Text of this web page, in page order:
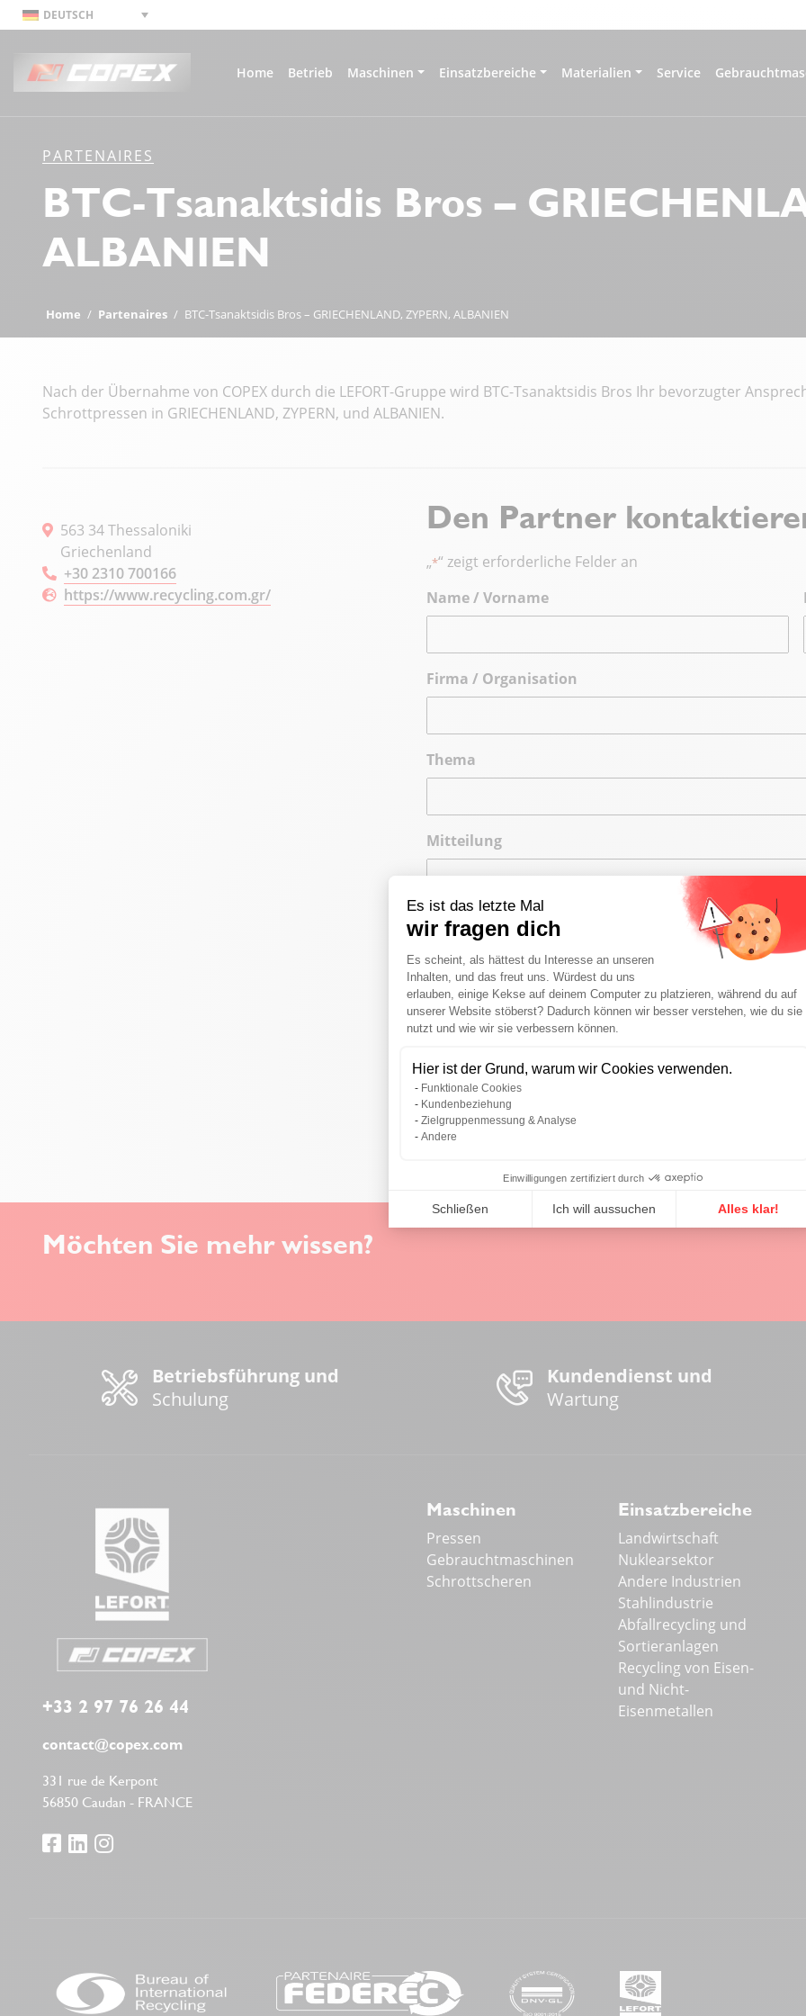
DEUTSCH
Home Betrieb Maschinen Einsatzbereiche Materialien Service
PARTENAIRES
BTC-Tsanaktsidis Bros –
ALBANIEN
Home / Partenaires / BTC-Tsanaktsidis Bros – GRIECHENLAND, ZYPERN, ALBANIEN
Nach der Übernahme von COPEX durch die LEFORT-Gruppe wird BTC-Tsanaktsidis Bros Ihr bevorzugter
Schrottpressen in GRIECHENLAND, ZYPERN, und ALBANIEN.
563 34 Thessaloniki
Griechenland
+30 2310 700166
https://www.recycling.com.gr/
Den Partner
„*“ zeigt erforderliche Felder an
Name / Vorname
Firma / Organisation
Thema
Mitteilung
*
Ich akzeptere die Datenschutzpolitik
Senden
Möchten Sie mehr wissen?
Betriebsführung und
Schulung
Kundendienst und
Wartung
+33 2 97 76 26 44
contact@copex.com
331 rue de Kerpont
56850 Caudan - FRANCE
Maschinen
Pressen
Gebrauchtmaschinen
Schrottscheren
Einsatzbereiche
Landwirtschaft
Nuklearsektor
Andere Industrien
Stahlindustrie
Abfallrecycling und
Sortieranlagen
Recycling von Eisen-
und Nicht-
Eisenmetallen
Es ist das letzte Mal
wir fragen dich
Einwilligungsmanagementplattform:
Es scheint, als hättest du Interesse an unseren
Inhalten, und das freut uns. Würdest du uns
erlauben, einige Kekse auf deinem Computer zu platzieren, während du auf
unserer Website stöberst? Dadurch können wir besser verstehen, wie du sie
nutzt und wie wir sie verbessern können.
Hier ist der Grund, warum wir Cookies verwenden.
Funktionale Cookies
Kundenbeziehung
Zielgruppenmessung & Analyse
Andere
Einwilligungen zertifiziert durch
Schließen Ich will aussuchen Alles klar!